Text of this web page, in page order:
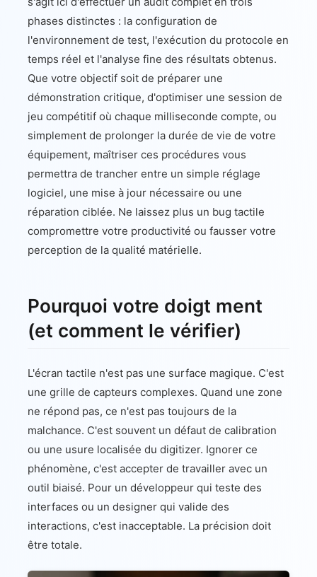
phases distinctes : la configuration de
l'environnement de test, l'exécution du protocole en
temps réel et l'analyse fine des résultats obtenus.
Que votre objectif soit de préparer une
démonstration critique, d'optimiser une session de
jeu compétitif où chaque milliseconde compte, ou
simplement de prolonger la durée de vie de votre
équipement, maîtriser ces procédures vous
permettra de trancher entre un simple réglage
logiciel, une mise à jour nécessaire ou une
réparation ciblée. Ne laissez plus un bug tactile
compromettre votre productivité ou fausser votre
perception de la qualité matérielle.
Pourquoi votre doigt ment
(et comment le vérifier)
L'écran tactile n'est pas une surface magique. C'est
une grille de capteurs complexes. Quand une zone
ne répond pas, ce n'est pas toujours de la
malchance. C'est souvent un défaut de calibration
ou une usure localisée du digitizer. Ignorer ce
phénomène, c'est accepter de travailler avec un
outil biaisé. Pour un développeur qui teste des
interfaces ou un designer qui valide des
interactions, c'est inacceptable. La précision doit
être totale.